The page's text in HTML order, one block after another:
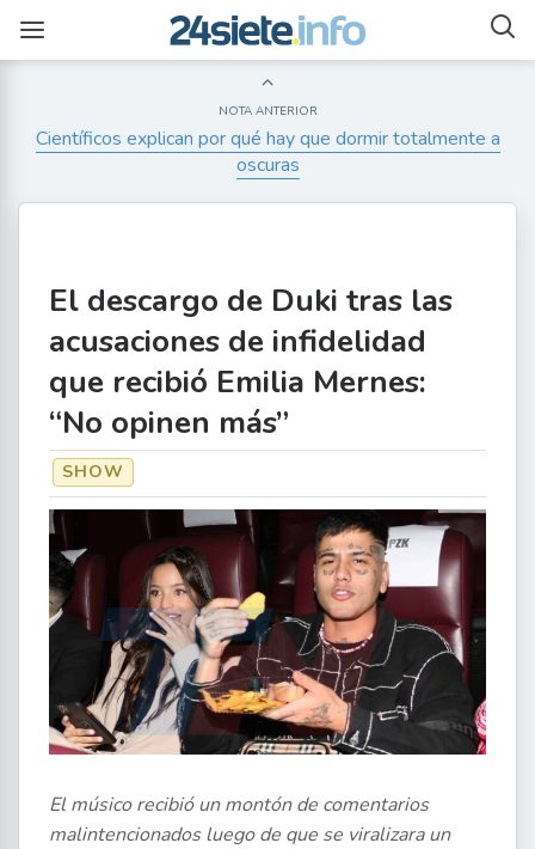
NOTA ANTERIOR
Científicos explican por qué hay que dormir totalmente a
oscuras
El descargo de Duki tras las
acusaciones de infidelidad
que recibió Emilia Mernes:
“No opinen más”
SHOW
El músico recibió un montón de comentarios
malintencionados luego de que se viralizara un